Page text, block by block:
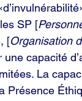
SP [
[Organisation
capacité
La
Présence